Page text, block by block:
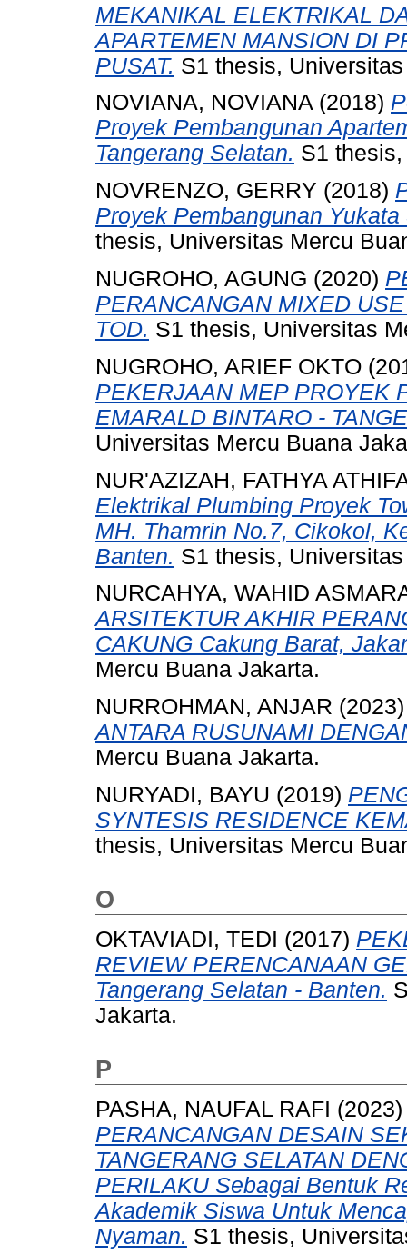
MEKANIKAL ELEKTRIKAL
APARTEMEN MANSION DI
PUSAT. S1 thesis,
NOVIANA, NOVIANA(2018)
Proyek Pembangunan
Tangerang Selatan. S1
NOVRENZO, GERRY (2018)
Proyek Pembangunan
thesis, Universitas Mercu
NUGROHO, AGUNG (2020)
PERANCANGAN MIXED
TOD. S1 thesis, Universitas
NUGROHO, ARIEF OKTO
PEKERJAAN MEP PROYEK
EMARALD BINTARO -
Universitas Mercu Buana
NUR'AZIZAH, FATHYA
Elektrikal Plumbing Proyek
MH. Thamrin No.7, Cikokol,
Banten. S1 thesis,
NURCAHYA, WAHID
ARSITEKTUR AKHIR
CAKUNG Cakung Barat,
Mercu Buana Jakarta.
NURROHMAN, ANJAR
ANTARA RUSUNAMI
Mercu Buana Jakarta.
NURYADI, BAYU (2019)
SYNTESIS RESIDENCE
thesis, Universitas Mercu
O
OKTAVIADI, TEDI (2017)
REVIEW PERENCANAAN
Tangerang Selatan - Banten.
Jakarta.
P
PASHA, NAUFAL RAFI
PERANCANGAN DESAIN
TANGERANG SELATAN
PERILAKU Sebagai Bentuk
Akademik Siswa Untuk
Nyaman. S1 thesis,